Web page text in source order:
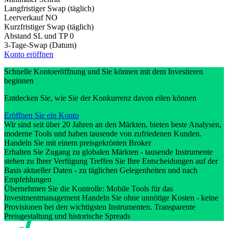
Langfristiger Swap (täglich)
Leerverkauf NO
Kurzfristiger Swap (täglich)
Abstand SL und TP 0
3-Tage-Swap (Datum)
Konto eröffnen
Schnelle Kontoeröffnung und Sie können mit dem Investieren
beginnen
Entdecken Sie, wie Sie der Konkurrenz davon eilen können
Eröffnen Sie ein Konto
Wir sind seit über 20 Jahren an den Märkten, bieten beste Analysen,
moderne Tools und haben tausende von zufriedenen Kunden.
Handeln Sie mit einem preisgekrönten Broker
Erhalten Sie Zugang zu globalen Märkten - tausende Instrumente
stehen zu Ihrer Verfügung Treffen Sie Ihre Entscheidungen auf der
Basis aktueller Daten - zu täglichen Gelegenheiten und nach
Empfehlungen
Übernehmen Sie die Kontrolle: Mobile Tools für das
Investmentmanagement Handeln Sie ohne unnötige Kosten - keine
Provisionen bei den wichtigsten Instrumenten. Transparente
Preisgestaltung und historische Spreads